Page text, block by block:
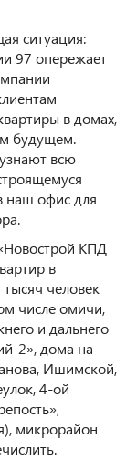
ситуация:
97 опережает
в домах,
будущем.
всю
наш офис для
КПД
в
тысяч человек
числе омичи,
и дальнего
2», дома на
Ишимской,
4-ой
микрорайон